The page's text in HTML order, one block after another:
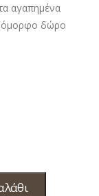
αγαπημένα
όμορφο δώρο